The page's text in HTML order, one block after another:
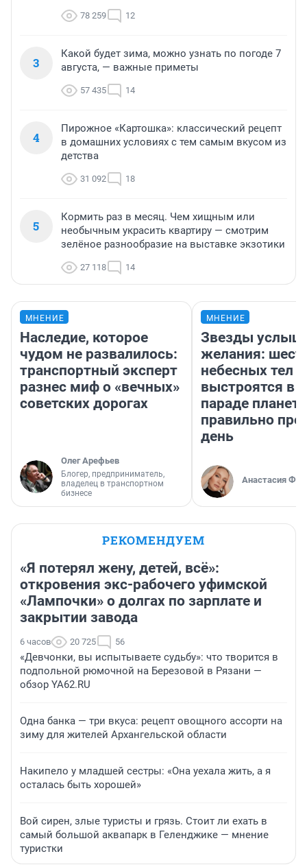
78 259 12
3
Какой будет зима, можно узнать по погоде 7
августа, — важные приметы
57 435 14
4
Пирожное «Картошка»: классический рецепт
в домашних условиях с тем самым вкусом из
детства
31 092 18
5
Кормить раз в месяц. Чем хищным или
необычным украсить квартиру — смотрим
зелёное разнообразие на выставке экзотики
27 118 14
МНЕНИЕ
Наследие, которое
чудом не развалилось:
транспортный эксперт
разнес миф о «вечных»
советских дорогах
Олег Арефьев
Блогер, предприниматель,
владелец в транспортном
бизнесе
МНЕНИЕ
Звезды
желания:
небесных тел
выстроятся в
параде планет
правильно
день
Анастасия
РЕКОМЕНДУЕМ
«Я потерял жену, детей, всё»:
откровения экс-рабочего уфимской
«Лампочки» о долгах по зарплате и
закрытии завода
6 часов 20 725 56
«Девчонки, вы испытываете судьбу»: что творится в
подпольной рюмочной на Березовой в Рязани —
обзор YA62.RU
Одна банка — три вкуса: рецепт овощного ассорти на
зиму для жителей Архангельской области
Накипело у младшей сестры: «Она уехала жить, а я
осталась быть хорошей»
Вой сирен, злые туристы и грязь. Стоит ли ехать в
самый большой аквапарк в Геленджике — мнение
туристки